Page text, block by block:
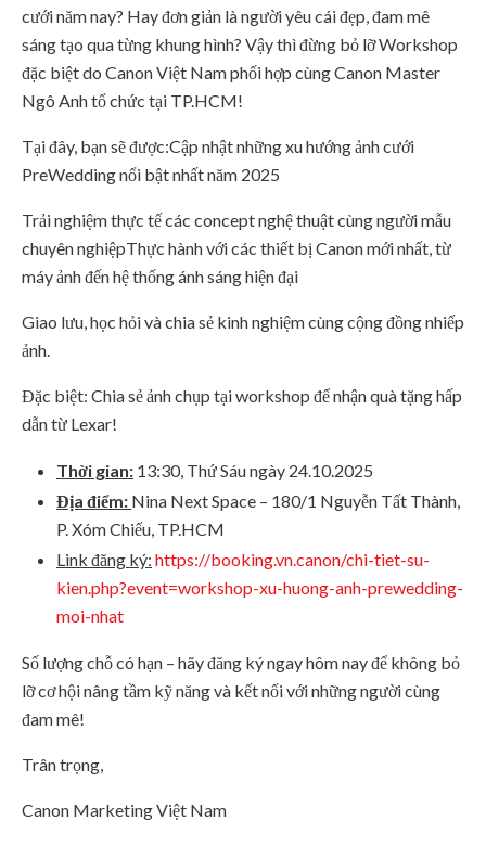
cưới năm nay? Hay đơn giản là người yêu cái đẹp, đam mê
sáng tạo qua từng khung hình? Vậy thì đừng bỏ lỡ Workshop
đặc biệt do Canon Việt Nam phối hợp cùng Canon Master
Ngô Anh tổ chức tại TP.HCM!
Tại đây, bạn sẽ được:Cập nhật những xu hướng ảnh cưới
PreWedding nổi bật nhất năm 2025
Trải nghiệm thực tế các concept nghệ thuật cùng người mẫu
chuyên nghiệpThực hành với các thiết bị Canon mới nhất, từ
máy ảnh đến hệ thống ánh sáng hiện đại
Giao lưu, học hỏi và chia sẻ kinh nghiệm cùng cộng đồng nhiếp
ảnh.
Đặc biệt: Chia sẻ ảnh chụp tại workshop để nhận quà tặng hấp
dẫn từ Lexar!
Thời gian: 13:30, Thứ Sáu ngày 24.10.2025
Địa điểm: Nina Next Space – 180/1 Nguyễn Tất Thành,
P. Xóm Chiếu, TP.HCM
Link đăng ký: https://booking.vn.canon/chi-tiet-su-
kien.php?event=workshop-xu-huong-anh-prewedding-
moi-nhat
Số lượng chỗ có hạn – hãy đăng ký ngay hôm nay để không bỏ
lỡ cơ hội nâng tầm kỹ năng và kết nối với những người cùng
đam mê!
Trân trọng,
Canon Marketing Việt Nam